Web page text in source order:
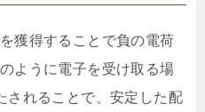
獲得することで負の電荷
ように電子を受け取る場
されることで、安定した配